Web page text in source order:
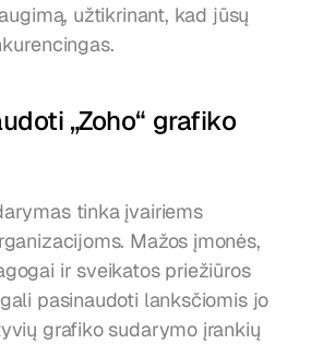
užtikrinant, kad jūsų
„Zoho“ grafiko
tinka įvairiems
Mažos įmonės,
ir sveikatos priežiūros
pasinaudoti lanksčiomis jo
grafiko sudarymo įrankių